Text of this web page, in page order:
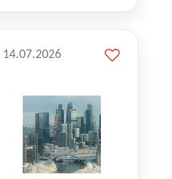
14.07.2026